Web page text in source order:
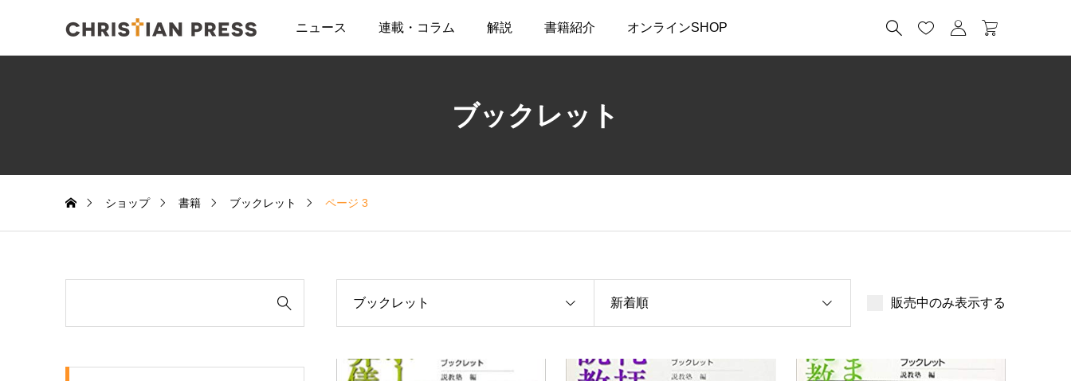
ニュース 連載・コラム 解説 書籍紹介 オンラインSHOP    
ブックレット
ショップ 書籍 ブックレット ページ 3
ブックレット 新着順 販売中のみ表示する
対
